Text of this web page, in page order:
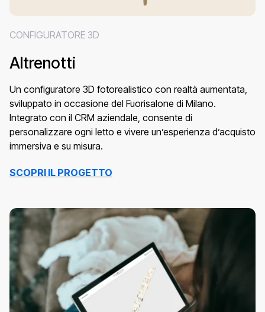
CONFIGURATORE 3D
Altrenotti
Un configuratore 3D fotorealistico con realtà aumentata,
sviluppato in occasione del Fuorisalone di Milano.
Integrato con il CRM aziendale, consente di
personalizzare ogni letto e vivere un’esperienza d’acquisto
immersiva e su misura.
SCOPRI IL PROGETTO